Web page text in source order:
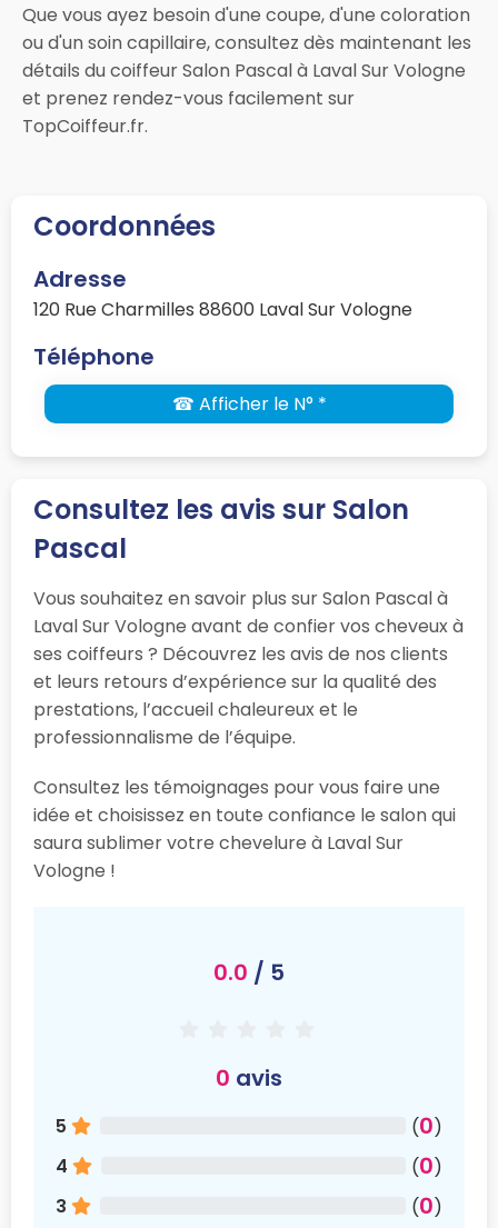
Que vous ayez besoin d'une coupe, d'une coloration
ou d'un soin capillaire, consultez dès maintenant les
détails du coiffeur Salon Pascal à Laval Sur Vologne
et prenez rendez-vous facilement sur
TopCoiffeur.fr.
Coordonnées
Adresse
120 Rue Charmilles 88600 Laval Sur Vologne
Téléphone
☎ Afficher le N° *
Consultez les avis sur Salon
Pascal
Vous souhaitez en savoir plus sur Salon Pascal à
Laval Sur Vologne avant de confier vos cheveux à
ses coiffeurs ? Découvrez les avis de nos clients
et leurs retours d’expérience sur la qualité des
prestations, l’accueil chaleureux et le
professionnalisme de l’équipe.
Consultez les témoignages pour vous faire une
idée et choisissez en toute confiance le salon qui
saura sublimer votre chevelure à Laval Sur
Vologne !
0.0 / 5
0 avis
5 (0)
4
(0)
3
(0)